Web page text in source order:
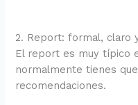
2. Report: formal, claro
El report es muy típico
normalmente tienes
recomendaciones.